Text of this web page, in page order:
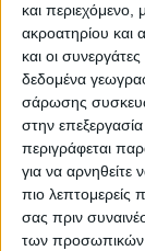
και περιεχόμενο,
ακροατηρίου και
και οι
δεδομένα
σάρωσης
στην
περιγράφεται
για να
πιο λεπτομερείς
σας πριν
των προσωπικών
Λέσχες
7η
Ιανουαρίου
Η&nbsp;7η
στο γνωστό
Καστανοδάσους
έως Κυριακή 25